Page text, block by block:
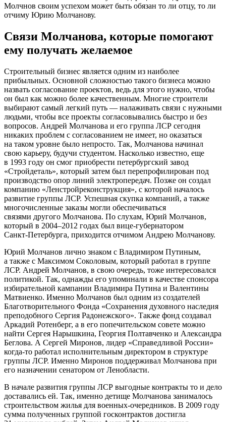
Молчнов своим успехом может быть обязан то ли отцу, то ли
отчиму Юрию Молчанову.
Связи Молчанова, которые помогают
ему получать желаемое
Строительный бизнес является одним из наиболее
прибыльных. Основной сложностью такого бизнеса можно
назвать согласование проектов, ведь для этого нужно, чтобы
он был как можно более качественным. Многие строители
выбирают самый легкий путь — налаживать связи с нужными
людьми, чтобы все проекты согласовывались быстро и без
вопросов. Андрей Молчанова и его группа ЛСР сегодня
никаких проблем с согласованием не имеет, но оказаться
на таком уровне было непросто. Так, Молчанова начинал
свою карьеру, будучи студентом. Насколько известно, еще
в 1993 году он смог приобрести петербургский завод
«Стройдеталь», который затем был перепрофилирован под
производство опор линий электропередач. Позже он создал
компанию «Ленстройреконструкция», с которой началось
развитие группы ЛСР. Успешная скупка компаний, а также
многочисленные заказы могли обеспечиваться
связями другого Молчанова. По слухам, Юрий Молчанов,
который в 2004–2012 годах был вице-губернатором
Санкт-Петербурга, приходится отчимом Андрею Молчанову.
Юрий Молчанов лично знаком с Владимиром Путиным,
а также с Максимом Соколовым, который работал в группе
ЛСР. Андрей Молчанов, в свою очередь, тоже интересовался
политикой. Так, однажды его упоминали в качестве спонсора
избирательной кампании Владимира Путина и Валентины
Матвиенко. Именно Молчанов был одним из создателей
Благотворительного Фонда «Сохранения духовного наследия
преподобного Сергия Радонежского». Также фонд создавал
Аркадий Ротенберг, а в его попечительском совете можно
найти Сергея Нарышкина, Георгия Полтавченко и Александра
Беглова. А Сергей Миронов, лидер «Справедливой России»
когда-то работал исполнительным директором в структуре
группы ЛСР. Именно Миронов поддерживал Молчанова при
его назначении сенатором от Ленобласти.
В начале развития группы ЛСР выгодные контракты то и дело
доставались ей. Так, именно детище Молчанова занималось
строительством жилья для военных-очередников. В 2009 году
сумма полученных группой госконтрактов достигла